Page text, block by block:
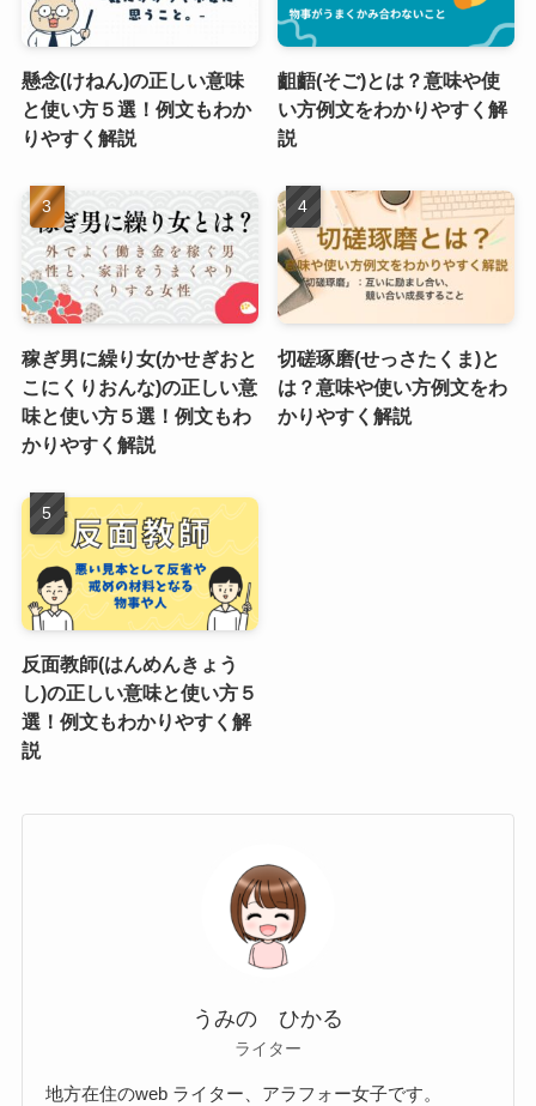
懸念(けねん)の正しい意味
と使い方５選！例文もわか
りやすく解説
齟齬(そご)とは？意味や使
い方例文をわかりやすく解
説
稼ぎ男に繰り女(かせぎおと
こにくりおんな)の正しい意
味と使い方５選！例文もわ
かりやすく解説
切磋琢磨(せっさたくま)と
は？意味や使い方例文をわ
かりやすく解説
反面教師(はんめんきょう
し)の正しい意味と使い方５
選！例文もわかりやすく解
説
うみの ひかる
ライター
地方在住のweb ライター、アラフォー女子です。